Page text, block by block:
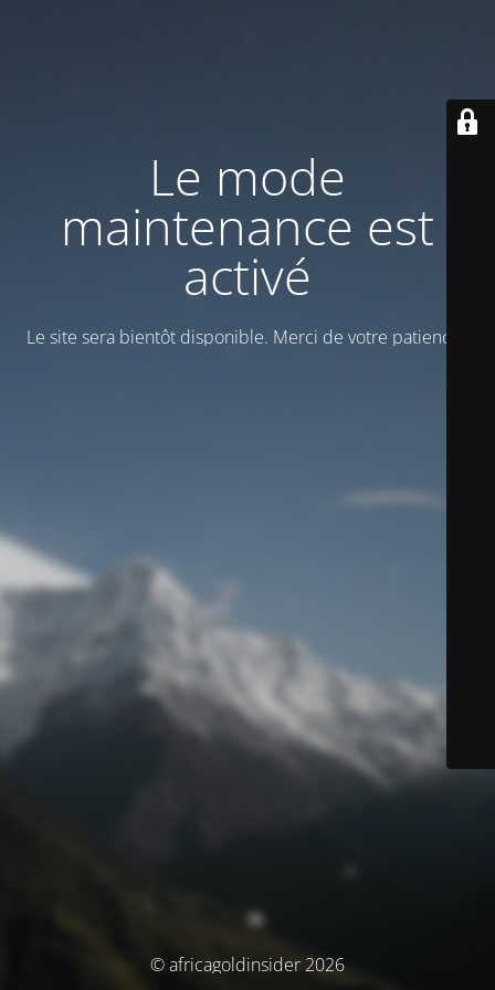
Le mode
maintenance est
activé
Le site sera bientôt disponible. Merci de votre patience !
© africagoldinsider 2026